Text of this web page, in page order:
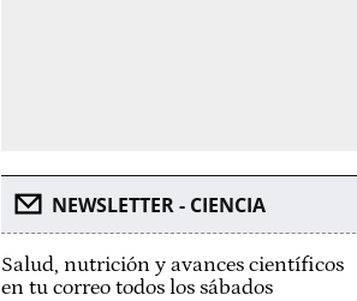
NEWSLETTER - CIENCIA
Salud, nutrición y avances científicos
en tu correo todos los sábados